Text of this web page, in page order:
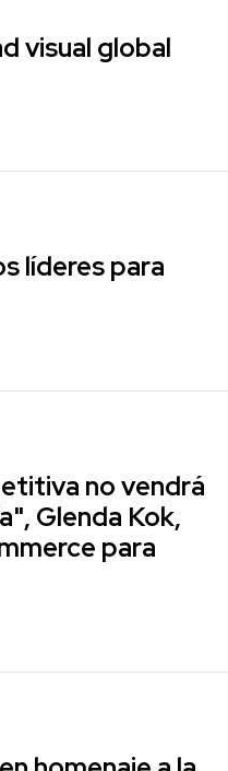
visual global
líderes para
no vendrá
Glenda Kok,
para